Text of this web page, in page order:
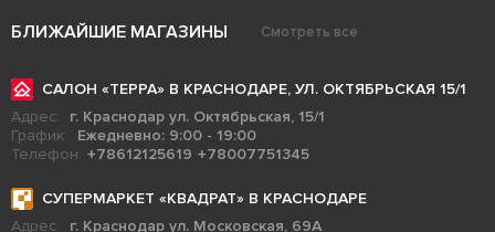
БЛИЖАЙШИЕ МАГАЗИНЫ Смотреть все
САЛОН «ТЕРРА» В КРАСНОДАРЕ, УЛ. ОКТЯБРЬСКАЯ 15/1
Адрес:
г. Краснодар ул. Октябрьская, 15/1
График:
Ежедневно: 9:00 - 19:00
Телефон: +78612125619 +78007751345
СУПЕРМАРКЕТ «КВАДРАТ» В КРАСНОДАРЕ
Адрес:
г. Краснодар ул. Московская, 69А